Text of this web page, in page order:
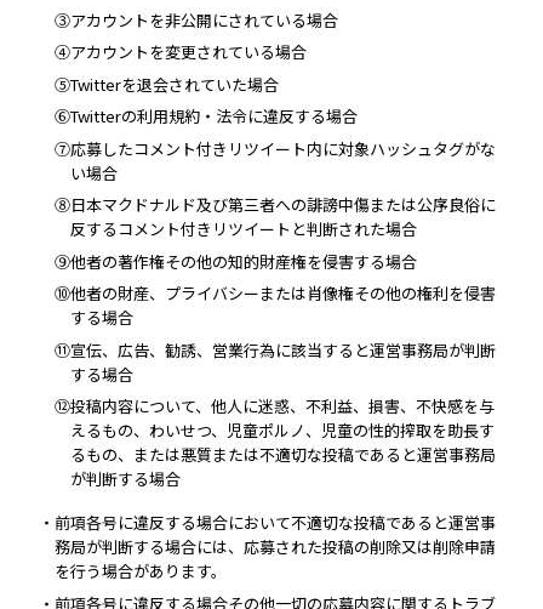
③アカウントを非公開にされている場合
④アカウントを変更されている場合
⑤Twitterを退会されていた場合
⑥Twitterの利用規約・法令に違反する場合
⑦応募したコメント付きリツイート内に対象ハッシュタグがな
い場合
⑧日本マクドナルド及び第三者への誹謗中傷または公序良俗に
反するコメント付きリツイートと判断された場合
⑨他者の著作権その他の知的財産権を侵害する場合
⑩他者の財産、プライバシーまたは肖像権その他の権利を侵害
する場合
⑪宣伝、広告、勧誘、営業行為に該当すると運営事務局が判断
する場合
⑫投稿内容について、他人に迷惑、不利益、損害、不快感を与
えるもの、わいせつ、児童ポルノ、児童の性的搾取を助長す
るもの、または悪質または不適切な投稿であると運営事務局
が判断する場合
・前項各号に違反する場合において不適切な投稿であると運営事
務局が判断する場合には、応募された投稿の削除又は削除申請
を行う場合があります。
・前項各号に違反する場合その他一切の応募内容に関するトラブ